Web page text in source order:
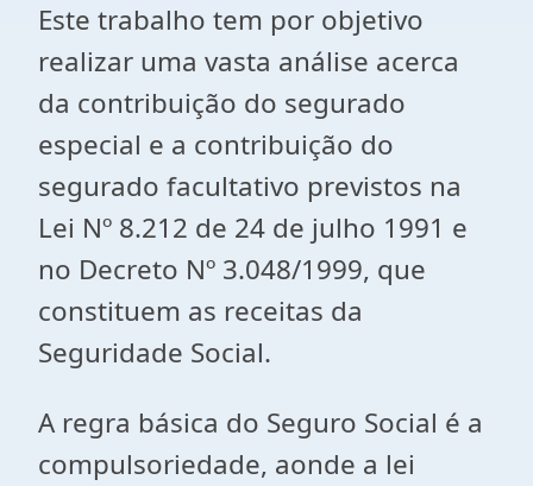
Este trabalho tem por objetivo
realizar uma vasta análise acerca
da contribuição do segurado
especial e a contribuição do
segurado facultativo previstos na
Lei Nº 8.212 de 24 de julho 1991 e
no Decreto Nº 3.048/1999, que
constituem as receitas da
Seguridade Social.
A regra básica do Seguro Social é a
compulsoriedade, aonde a lei